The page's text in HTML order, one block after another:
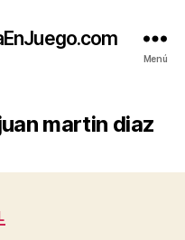
Menú
martin diaz